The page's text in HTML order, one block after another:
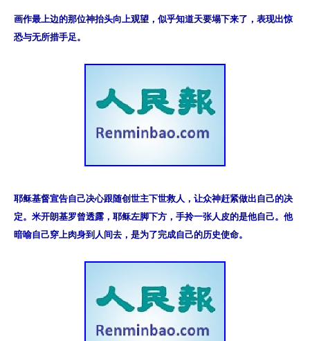
画作最上边的那位神抬头向上观望，似乎知道天要塌下来了，表现出惊
恐与无所措手足。
耶稣基督宣告自己决心跟随创世主下世救人，让众神赶紧做出自己的决
定。米开朗基罗曾透露，耶稣左脚下方，手拎一张人皮的是他自己。他
暗喻自己穿上肉身到人间去，是为了完成自己的历史使命。